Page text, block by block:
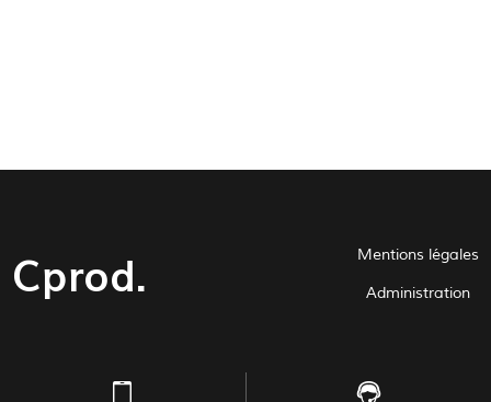
Cprod. Mentions légales
Administration